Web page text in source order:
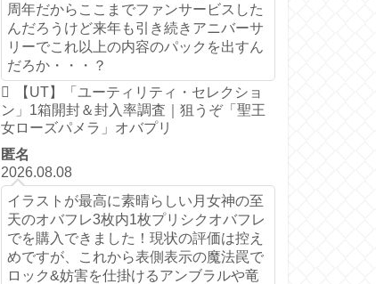
周年だからここまでファンサービスした
んだろうけど来年も引き続きアニバーサ
リーでこれ以上の内容のパックを出すん
だろか・・・？
【UT】「ユーティリティ・セレクショ
ン」1箱開封＆封入率調査｜狙うぞ「聖王
女ローズパメラ」オバプリ
匿名
2026.08.08
イラストが最高に素晴らしい月女神の至
天のオバフレ3枚内1枚プリシクオバフレ
でを購入できました！現状の評価は控え
めですが、これから表側表示の魔法罠で
ロック&妨害を仕掛けるアンブラルや竜